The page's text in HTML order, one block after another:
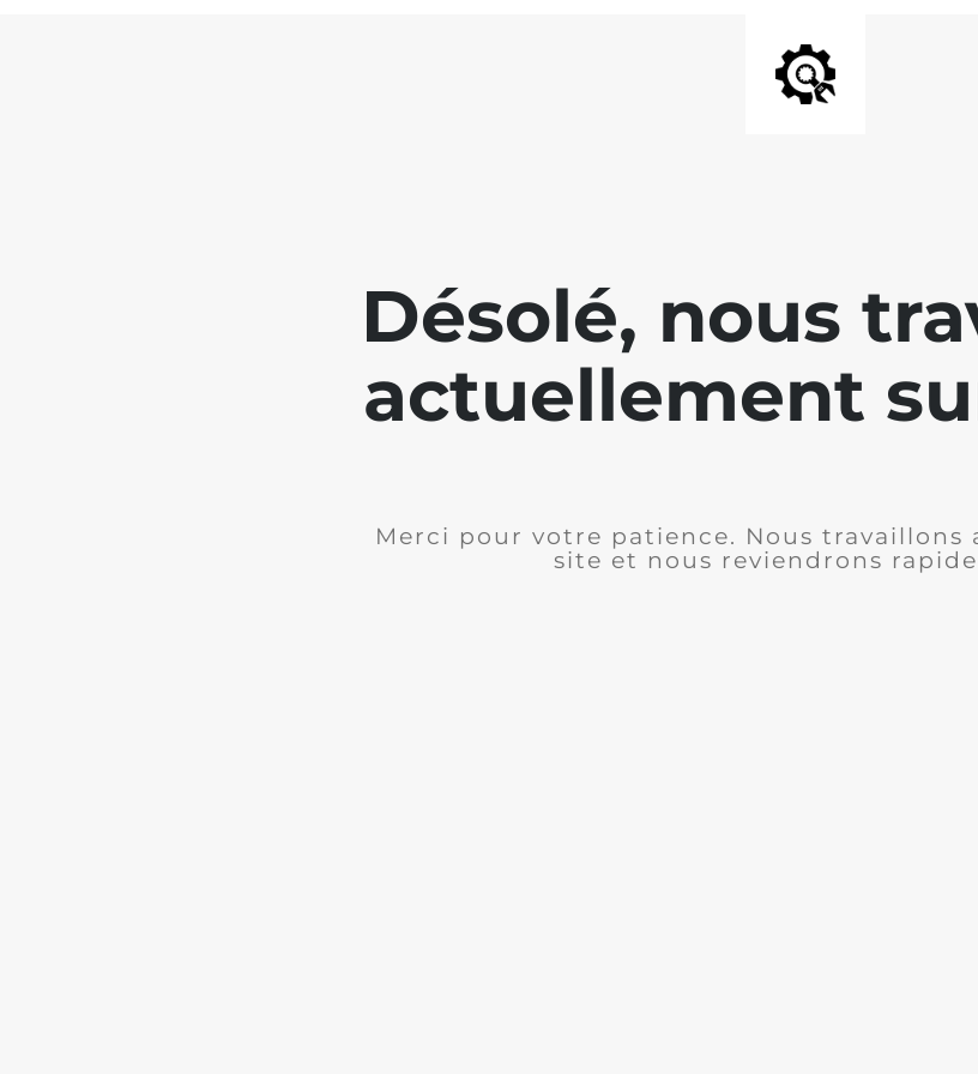
Désolé, nous
actuellement
Merci pour votre patience. Nous travaillons
site et nous reviendrons